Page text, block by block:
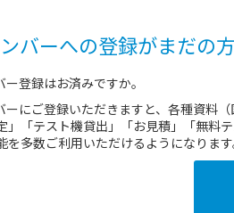
バーへの登録がまだの方
ー登録はお済みですか。
ーにご登録いただきますと、各種資料
」「テスト機貸出」「お見積」「無料
を多数ご利用いただけるようになります